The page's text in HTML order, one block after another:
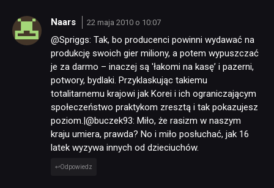
SKLEP
Naars 22 maja 2010 o 10:07
@Spriggs: Tak, bo producenci powinni wydawać na
produkcję swoich gier miliony, a potem wypuszczać
je za darmo – inaczej są 'łakomi na kasę’ i pazerni,
potwory, bydlaki. Przyklaskując takiemu
totalitarnemu krajowi jak Korei i ich ograniczającym
społeczeństwo praktykom zresztą i tak pokazujesz
poziom.|@buczek93: Miło, że rasizm w naszym
kraju umiera, prawda? No i miło posłuchać, jak 16
latek wyzywa innych od dzieciuchów.
Odpowiedz